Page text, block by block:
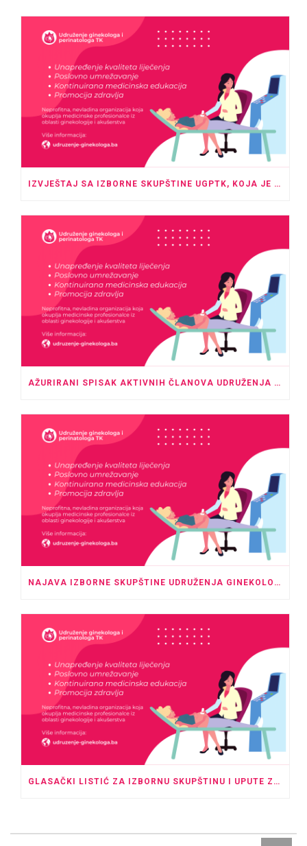
IZVJEŠTAJ SA IZBORNE SKUPŠTINE UGPTK, KOJA JE ODRŽANA U PROSTORU HOTELA “ROYAL” TUZLA SA POČETKOM U 20:00 SATI.
AŽURIRANI SPISAK AKTIVNIH ČLANOVA UDRUŽENJA GINEKOLOGA I PERINATOLOGA TK – MAJ 2026.
NAJAVA IZBORNE SKUPŠTINE UDRUŽENJA GINEKOLOGA I PERINATOLOGA TK
GLASAČKI LISTIĆ ZA IZBORNU SKUPŠTINU I UPUTE ZA GLASANJE U ODSUSTVU